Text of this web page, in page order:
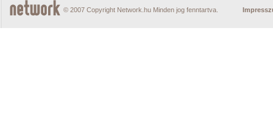
© 2007 Copyright Network.hu Minden jog fenntartva.